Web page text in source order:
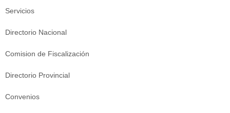
Servicios
Directorio Nacional
Comision de Fiscalización
Directorio Provincial
Convenios